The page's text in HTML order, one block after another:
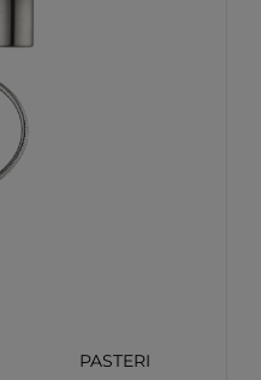
PASTERI